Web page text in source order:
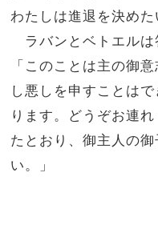
わたしは進退を決めた
ラバンとベトエルは
「このことは主の御
し悪しを申すことはで
ります。どうぞお連
たとおり、御主人の
い。」